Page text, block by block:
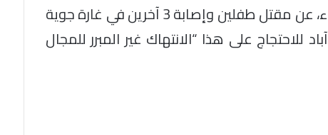
وكانت وزارة الخارجية الباكستانية قد أعلنت، يوم الأربعاء، عن مقتل طفلين وإصابة 3 آخرين في غارة جوية
للاحتجاج على هذا “الانتهاك غير المبرر للمجال